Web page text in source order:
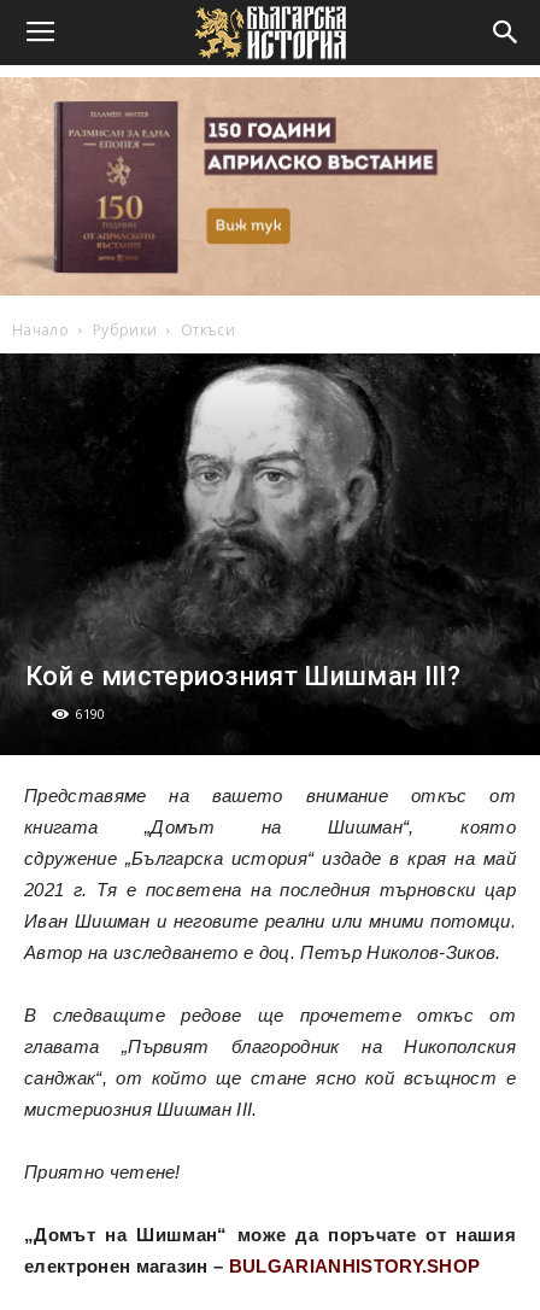
Начало Рубрики Откъси
Кой е мистериозният Шишман III?
6190
Представяме на вашето внимание откъс от
книгата „Домът на Шишман“, която
сдружение „Българска история“ издаде в края на май
2021 г. Тя е посветена на последния търновски цар
Иван Шишман и неговите реални или мними потомци.
Автор на изследването е доц. Петър Николов-Зиков.
В следващите редове ще прочетете откъс от
главата „Първият благородник на Никополския
санджак“, от който ще стане ясно кой всъщност е
мистериозния Шишман III.
Приятно четене!
„Домът на Шишман“ може да поръчате от нашия
електронен магазин – BULGARIANHISTORY.SHOP